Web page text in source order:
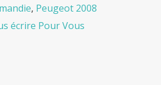
, Peugeot 2008
écrire Pour Vous